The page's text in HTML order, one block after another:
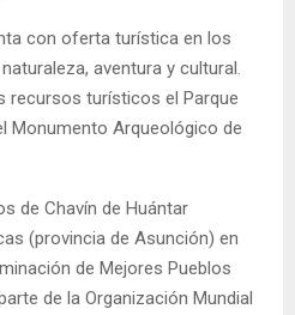
con oferta turística en los
aventura y cultural.
recursos turísticos el Parque
Monumento Arqueológico de
de Chavín de Huántar
(provincia de Asunción) en
de Mejores Pueblos
de la Organización Mundial